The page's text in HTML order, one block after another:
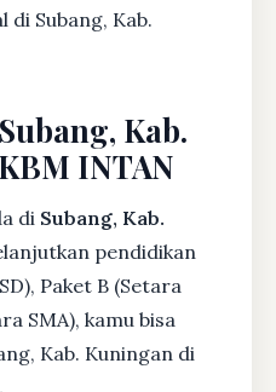
Subang, Kab.
Kab.
INTAN
di Subang, Kab.
pendidikan
Paket B (Setara
SMA), kamu bisa
Kab. Kuningan di